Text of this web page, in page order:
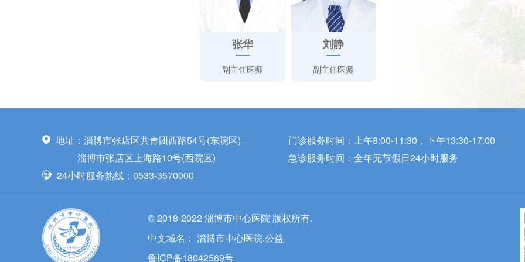
张华
副主任医师
刘静
副主任医师
地址：淄博市张店区共青团西路54号(东院区)
淄博市张店区上海路10号(西院区)
24小时服务热线：0533-3570000
门诊服务时间：上午8:00-11:30，下午13:30-17:00
急诊服务时间：全年无节假日24小时服务
© 2018-2022 淄博市中心医院 版权所有.
中文域名： 淄博市中心医院.公益
鲁ICP备18042569号